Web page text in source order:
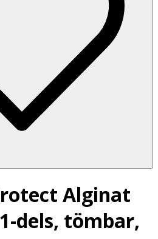
Alginat
dels, tömbar,